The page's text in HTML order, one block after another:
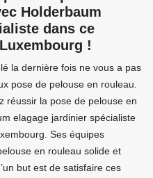
Holderbaum
dans ce
!
la dernière fois ne vous a pas
pose de pelouse en rouleau.
réussir la pose de pelouse en
elagage jardinier spécialiste
Ses équipes
en rouleau solide et
but est de satisfaire ces